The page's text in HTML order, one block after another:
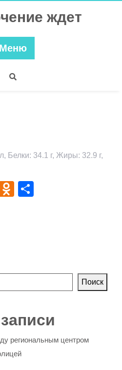
ждет
Меню
Белки: 34.1 г, Жиры: 32.9 г,
WhatsApp
Odnoklassniki
Поиск
региональным центром